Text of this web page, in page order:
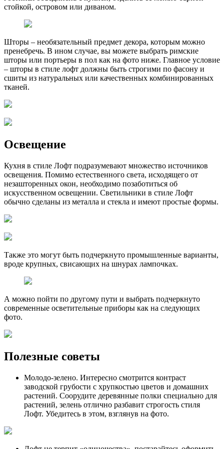
стойкой, островом или диваном.
Шторы – необязательный предмет декора, которым можно
пренебречь. В ином случае, вы можете выбрать римские
шторы или портьеры в пол как на фото ниже. Главное условие
– шторы в стиле лофт должны быть строгими по фасону и
сшиты из натуральных или качественных комбинированных
тканей.
Освещение
Кухня в стиле Лофт подразумевают множество источников
освещения. Помимо естественного света, исходящего от
незашторенных окон, необходимо позаботиться об
искусственном освещении. Светильники в стиле Лофт
обычно сделаны из металла и стекла и имеют простые формы.
Также это могут быть подчеркнуто промышленные варианты,
вроде крупных, свисающих на шнурах лампочках.
А можно пойти по другому пути и выбрать подчеркнуто
современные осветительные приборы как на следующих
фото.
Полезные советы
Молодо-зелено. Интересно смотрится контраст
заводской грубости с хрупкостью цветов и домашних
растений. Соорудите деревянные полки специально для
растений, зелень отлично разбавит строгость стиля
Лофт. Убедитесь в этом, взглянув на фото.